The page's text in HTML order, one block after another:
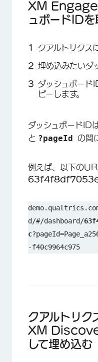
XM Engage
ュボードIDを
クアルトリクス
埋め込みたいダ
ダッシュボード
ピーします。
ダッシュボードID
と ?pageId の間
例えば、以下の
d/#/dashboard/
c
-f40c9964c975
クアルトリク
XM
して埋め込む